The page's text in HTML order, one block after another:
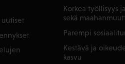
Korkea työllisyys
sekä
Parempi
Kestävä ja
kasvu